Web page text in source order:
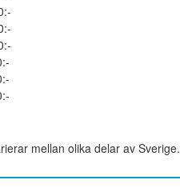
mellan olika delar av Sverige.